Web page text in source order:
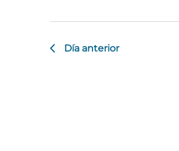
Día anterior